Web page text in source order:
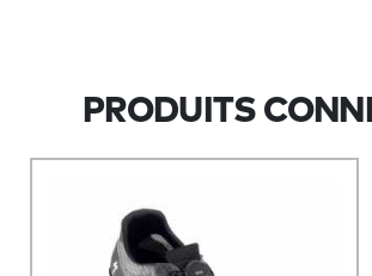
PRODUITS